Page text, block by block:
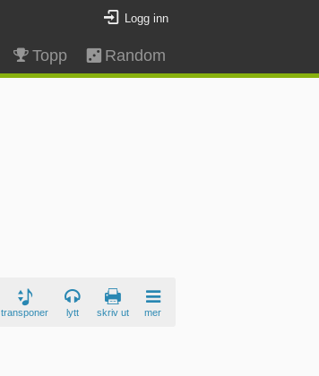
Logg inn
Topp Random
transponer lytt skriv ut mer